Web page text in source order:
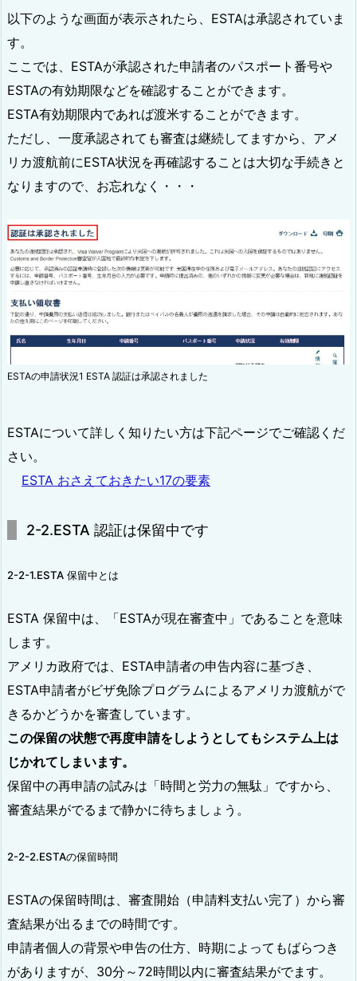
以下のような画面が表示されたら、ESTAは承認されていま
す。
ここでは、ESTAが承認された申請者のパスポート番号や
ESTAの有効期限などを確認することができます。
ESTA有効期限内であれば渡米することができます。
ただし、一度承認されても審査は継続してますから、アメ
リカ渡航前にESTA状況を再確認することは大切な手続きと
なりますので、お忘れなく・・・
ESTAの申請状況1 ESTA 認証は承認されました
ESTAについて詳しく知りたい方は下記ページでご確認くだ
さい。
ESTA おさえておきたい17の要素
2-2.ESTA 認証は保留中です
2-2-1.ESTA 保留中とは
ESTA 保留中は、「ESTAが現在審査中」であることを意味
します。
アメリカ政府では、ESTA申請者の申告内容に基づき、
ESTA申請者がビザ免除プログラムによるアメリカ渡航がで
きるかどうかを審査しています。
この保留の状態で再度申請をしようとしてもシステム上は
じかれてしまいます。
保留中の再申請の試みは「時間と労力の無駄」ですから、
審査結果がでるまで静かに待ちましょう。
2-2-2.ESTAの保留時間
ESTAの保留時間は、審査開始（申請料支払い完了）から審
査結果が出るまでの時間です。
申請者個人の背景や申告の仕方、時期によってもばらつき
がありますが、30分～72時間以内に審査結果がでます。